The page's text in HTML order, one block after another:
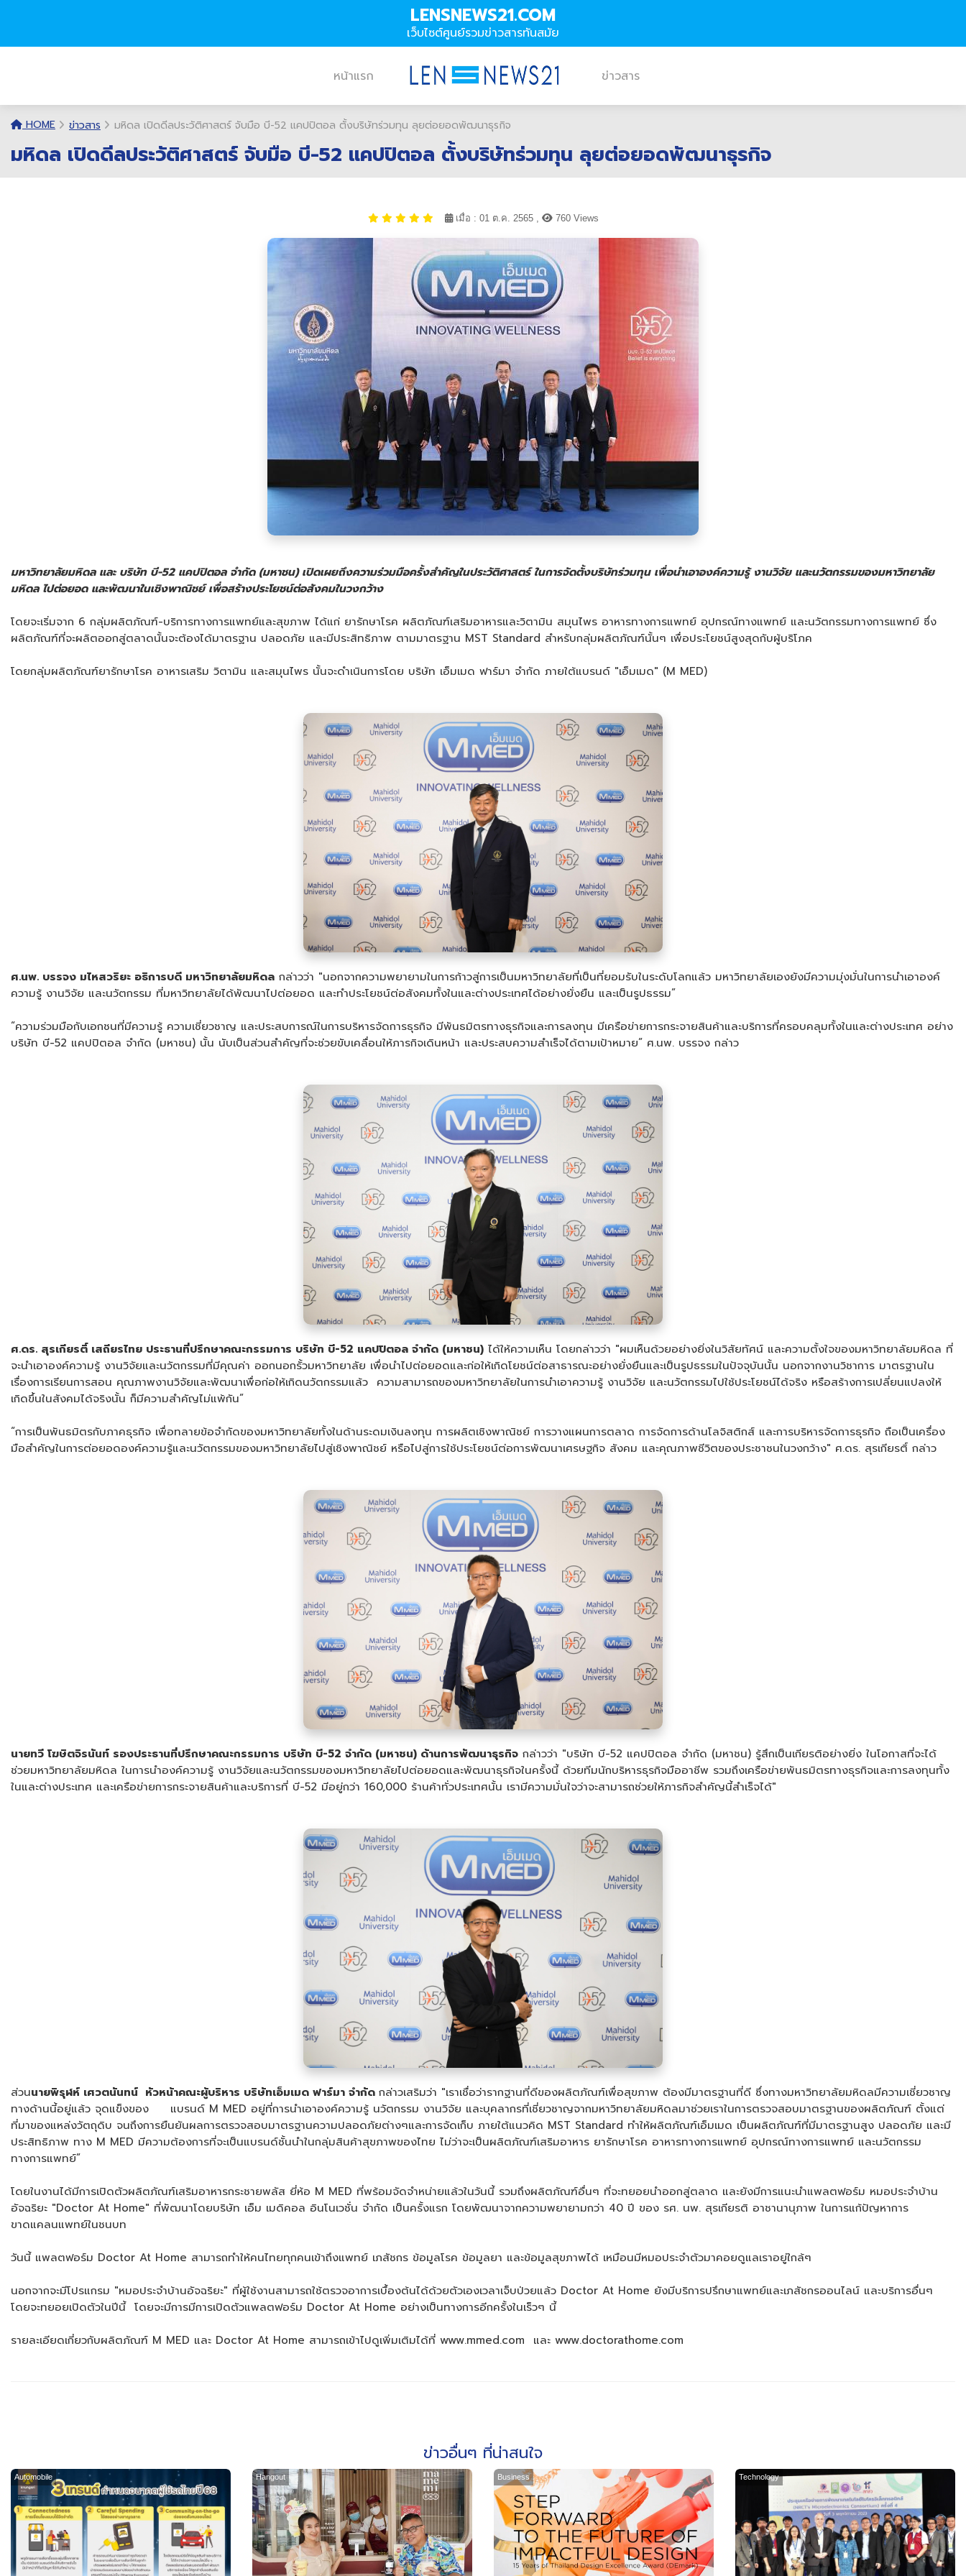
LENSNEWS21.COM
เว็บไซต์ศูนย์รวมข่าวสารทันสมัย
หน้าแรก ข่าวสาร
HOME ข่าวสาร มหิดล เปิดดีลประวัติศาสตร์ จับมือ บี-52 แคปปิตอล ตั้งบริษัทร่วมทุน ลุยต่อยอดพัฒนาธุรกิจ
มหิดล เปิดดีลประวัติศาสตร์ จับมือ บี-52 แคปปิตอล ตั้งบริษัทร่วมทุน ลุยต่อยอดพัฒนาธุรกิจ
เมื่อ : 01 ต.ค. 2565 , 760 Views
มหาวิทยาลัยมหิดล และ บริษัท บี-52 แคปปิตอล จำกัด (มหาชน) เปิดเผยถึงความร่วมมือครั้งสำคัญในประวัติศาสตร์ ในการจัดตั้งบริษัทร่วมทุน เพื่อนำเอาองค์ความรู้ งานวิจัย และนวัตกรรมของมหาวิทยาลัย
มหิดล ไปต่อยอด และพัฒนาในเชิงพาณิชย์ เพื่อสร้างประโยชน์ต่อสังคมในวงกว้าง
โดยจะเริ่มจาก 6 กลุ่มผลิตภัณฑ์-บริการทางการแพทย์และสุขภาพ ได้แก่ ยารักษาโรค ผลิตภัณฑ์เสริมอาหารและวิตามิน สมุนไพร อาหารทางการแพทย์ อุปกรณ์ทางแพทย์ และนวัตกรรมทางการแพทย์ ซึ่ง
ผลิตภัณฑ์ที่จะผลิตออกสู่ตลาดนั้นจะต้องได้มาตรฐาน ปลอดภัย และมีประสิทธิภาพ ตามมาตรฐาน MST Standard สำหรับกลุ่มผลิตภัณฑ์นั้นๆ เพื่อประโยชน์สูงสุดกับผู้บริโภค
โดยกลุ่มผลิตภัณฑ์ยารักษาโรค อาหารเสริม วิตามิน และสมุนไพร นั้นจะดำเนินการโดย บริษัท เอ็มเมด ฟาร์มา จำกัด ภายใต้แบรนด์ "เอ็มเมด" (M MED)
ศ.นพ. บรรจง มไหสวริยะ อธิการบดี มหาวิทยาลัยมหิดล กล่าวว่า "นอกจากความพยายามในการก้าวสู่การเป็นมหาวิทยาลัยที่เป็นที่ยอมรับในระดับโลกแล้ว มหาวิทยาลัยเองยังมีความมุ่งมั่นในการนำเอาองค์
ความรู้ งานวิจัย และนวัตกรรม ที่มหาวิทยาลัยได้พัฒนาไปต่อยอด และทำประโยชน์ต่อสังคมทั้งในและต่างประเทศได้อย่างยั่งยืน และเป็นรูปธรรม”
“ความร่วมมือกับเอกชนที่มีความรู้ ความเชี่ยวชาญ และประสบการณ์ในการบริหารจัดการธุรกิจ มีพันธมิตรทางธุรกิจและการลงทุน มีเครือข่ายการกระจายสินค้าและบริการที่ครอบคลุมทั้งในและต่างประเทศ อย่าง
บริษัท บี-52 แคปปิตอล จำกัด (มหาชน) นั้น นับเป็นส่วนสำคัญที่จะช่วยขับเคลื่อนให้ภารกิจเดินหน้า และประสบความสำเร็จได้ตามเป้าหมาย” ศ.นพ. บรรจง กล่าว
ศ.ดร. สุรเกียรติ์ เสถียรไทย ประธานที่ปรึกษาคณะกรรมการ บริษัท บี-52 แคปปิตอล จำกัด (มหาชน) ได้ให้ความเห็น โดยกล่าวว่า "ผมเห็นด้วยอย่างยิ่งในวิสัยทัศน์ และความตั้งใจของมหาวิทยาลัยมหิดล ที่
จะนำเอาองค์ความรู้ งานวิจัยและนวัตกรรมที่มีคุณค่า ออกนอกรั้วมหาวิทยาลัย เพื่อนำไปต่อยอดและก่อให้เกิดโยชน์ต่อสาธารณะอย่างยั่งยืนและเป็นรูปธรรมในปัจจุบันนั้น นอกจากงานวิชาการ มาตรฐานใน
เรื่องการเรียนการสอน คุณภาพงานวิจัยและพัฒนาเพื่อก่อให้เกิดนวัตกรรมแล้ว ความสามารถของมหาวิทยาลัยในการนำเอาความรู้ งานวิจัย และนวัตกรรมไปใช้ประโยชน์ได้จริง หรือสร้างการเปลี่ยนแปลงให้
เกิดขึ้นในสังคมได้จริงนั้น ก็มีความสำคัญไม่แพ้กัน”
“การเป็นพันธมิตรกับภาคธุรกิจ เพื่อทลายข้อจำกัดของมหาวิทยาลัยทั้งในด้านระดมเงินลงทุน การผลิตเชิงพาณิชย์ การวางแผนการตลาด การจัดการด้านโลจิสติกส์ และการบริหารจัดการธุรกิจ ถือเป็นเครื่อง
มือสำคัญในการต่อยอดองค์ความรู้และนวัตกรรมของมหาวิทยาลัยไปสู่เชิงพาณิชย์ หรือไปสู่การใช้ประโยชน์ต่อการพัฒนาเศรษฐกิจ สังคม และคุณภาพชีวิตของประชาชนในวงกว้าง" ศ.ดร. สุรเกียรติ์ กล่าว
นายทวี โฆษิตจิรนันท์ รองประธานที่ปรึกษาคณะกรรมการ บริษัท บี-52 จำกัด (มหาชน) ด้านการพัฒนาธุรกิจ กล่าวว่า "บริษัท บี-52 แคปปิตอล จำกัด (มหาชน) รู้สึกเป็นเกียรติอย่างยิ่ง ในโอกาสที่จะได้
ช่วยมหาวิทยาลัยมหิดล ในการนำองค์ความรู้ งานวิจัยและนวัตกรรมของมหาวิทยาลัยไปต่อยอดและพัฒนาธุรกิจในครั้งนี้ ด้วยทีมนักบริหารธุรกิจมืออาชีพ รวมถึงเครือข่ายพันธมิตรทางธุรกิจและการลงทุนทั้ง
ในและต่างประเทศ และเครือข่ายการกระจายสินค้าและบริการที่ บี-52 มีอยู่กว่า 160,000 ร้านค้าทั่วประเทศนั้น เรามีความมั่นใจว่าจะสามารถช่วยให้ภารกิจสำคัญนี้สำเร็จได้"
ส่วนนายพิรุฬห์ เศวตนันทน์ หัวหน้าคณะผู้บริหาร บริษัทเอ็มเมด ฟาร์มา จำกัด กล่าวเสริมว่า "เราเชื่อว่ารากฐานที่ดีของผลิตภัณฑ์เพื่อสุขภาพ ต้องมีมาตรฐานที่ดี ซึ่งทางมหาวิทยาลัยมหิดลมีความเชี่ยวชาญ
ทางด้านนี้อยู่แล้ว จุดแข็งของ แบรนด์ M MED อยู่ที่การนำเอาองค์ความรู้ นวัตกรรม งานวิจัย และบุคลากรที่เชี่ยวชาญจากมหาวิทยาลัยมหิดลมาช่วยเราในการตรวจสอบมาตรฐานของผลิตภัณฑ์ ตั้งแต่
ที่มาของแหล่งวัตถุดิบ จนถึงการยืนยันผลการตรวจสอบมาตรฐานความปลอดภัยต่างๆและการจัดเก็บ ภายใต้แนวคิด MST Standard ทำให้ผลิตภัณฑ์เอ็มเมด เป็นผลิตภัณฑ์ที่มีมาตรฐานสูง ปลอดภัย และมี
ประสิทธิภาพ ทาง M MED มีความต้องการที่จะเป็นแบรนด์ชั้นนำในกลุ่มสินค้าสุขภาพของไทย ไม่ว่าจะเป็นผลิตภัณฑ์เสริมอาหาร ยารักษาโรค อาหารทางการแพทย์ อุปกรณ์ทางการแพทย์ และนวัตกรรม
ทางการแพทย์”
โดยในงานได้มีการเปิดตัวผลิตภัณฑ์เสริมอาหารกระชายพลัส ยี่ห้อ M MED ที่พร้อมจัดจำหน่ายแล้วในวันนี้ รวมถึงผลิตภัณฑ์อื่นๆ ที่จะทยอยนำออกสู่ตลาด และยังมีการแนะนำแพลตฟอร์ม หมอประจำบ้าน
อัจฉริยะ "Doctor At Home" ที่พัฒนาโดยบริษัท เอ็ม เมดิคอล อินโนเวชั่น จำกัด เป็นครั้งแรก โดยพัฒนาจากความพยายามกว่า 40 ปี ของ รศ. นพ. สุรเกียรติ อาชานานุภาพ ในการแก้ปัญหาการ
ขาดแคลนแพทย์ในชนบท
วันนี้ แพลตฟอร์ม Doctor At Home สามารถทำให้คนไทยทุกคนเข้าถึงแพทย์ เภสัชกร ข้อมูลโรค ข้อมูลยา และข้อมูลสุขภาพได้ เหมือนมีหมอประจำตัวมาคอยดูแลเราอยู่ใกล้ๆ
นอกจากจะมีโปรแกรม "หมอประจำบ้านอัจฉริยะ" ที่ผู้ใช้งานสามารถใช้ตรวจอาการเบื้องต้นได้ด้วยตัวเองเวลาเจ็บป่วยแล้ว Doctor At Home ยังมีบริการปรึกษาแพทย์และเภสัชกรออนไลน์ และบริการอื่นๆ
โดยจะทยอยเปิดตัวในปีนี้ โดยจะมีการมีการเปิดตัวแพลตฟอร์ม Doctor At Home อย่างเป็นทางการอีกครั้งในเร็วๆ นี้
รายละเอียดเกี่ยวกับผลิตภัณฑ์ M MED และ Doctor At Home สามารถเข้าไปดูเพิ่มเติมได้ที่ www.mmed.com และ www.doctorathome.com
ข่าวอื่นๆ ที่น่าสนใจ
Automobile Hangout Business Technology